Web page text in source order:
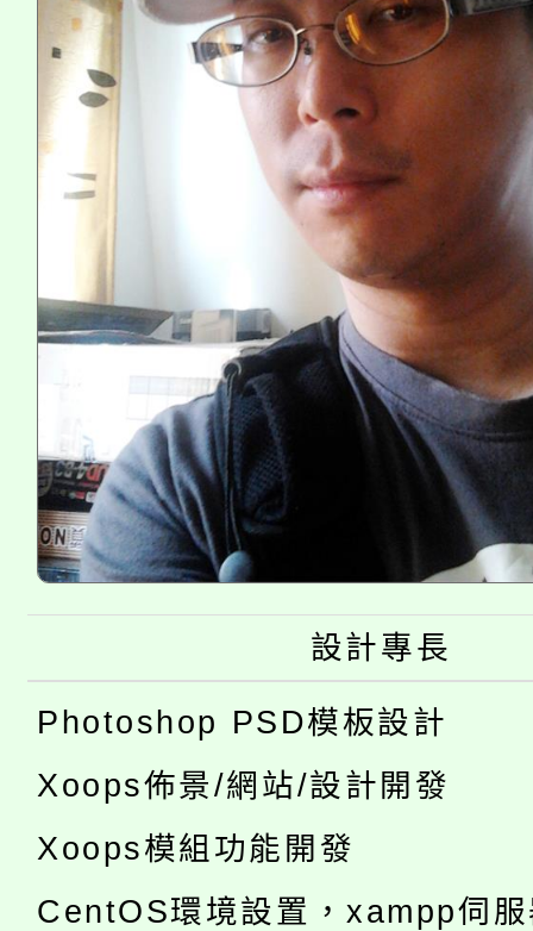
設計專長
Photoshop PSD模板設計
Xoops佈景/網站/設計開發
Xoops模組功能開發
CentOS環境設置，xampp伺